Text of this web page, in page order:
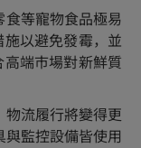
食等寵物食品極易
以避免發霉，並
端市場對新鮮質
物流履行將變得更
與監控設備皆使用